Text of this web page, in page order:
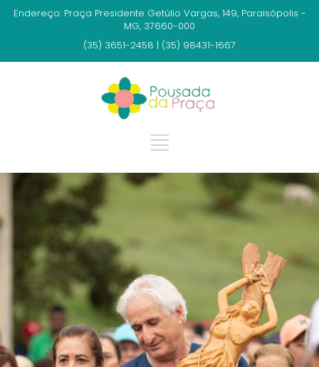
Endereço: Praça Presidente Getúlio Vargas, 149, Paraisópolis -
MG, 37660-000
(35) 3651-2458 | (35) 98431-1667